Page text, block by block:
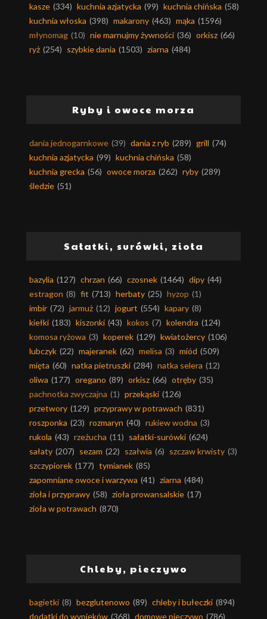
kasze (334) kuchnia azjatycka (99) kuchnia chińska (58)
kuchnia włoska (398) makarony (463) mąka (1596)
młynomag (10) nie marnujmy żywności (36) orkisz (66)
ryż (254) szybkie dania (1503) ziarna (484)
Ryby i owoce morza
dania jednogarnkowe (39) dania z ryb (289) grill (74)
kuchnia azjatycka (99) kuchnia chińska (58)
kuchnia grecka (56) owoce morza (262) ryby (289)
śledzie (51)
Sałatki, surówki, zioła
bazylia (127) chrzan (66) czosnek (1464) dipy (44)
estragon (8) fit (713) herbaty (25) hyzop (1)
imbir (72) jarmuż (12) jogurt (554) kapary (8)
kiełki (183) kiszonki (43) kokos (7) kolendra (124)
komosa ryżowa (3) koperek (129) kwiatożercy (106)
lubczyk (22) majeranek (62) melisa (3) miód (509)
mięta (60) natka pietruszki (284) natka selera (12)
oliwa (177) oregano (89) orkisz (66) otręby (35)
pachnotka zwyczajna (1) przekąski (126)
przetwory (129) przyprawy w potrawach (831)
roszponka (23) rozmaryn (40) rukiew wodna (3)
rukola (43) rzeżucha (11) sałatki-surówki (624)
sałaty (207) sezam (22) szałwia (6) szczaw krwisty (3)
szczypiorek (177) tymianek (85)
zapomniane owoce i warzywa (41) ziarna (484)
zioła i przyprawy (58) zioła prowansalskie (17)
zioła w potrawach (870)
Chleby, pieczywo
bagietki (8) bezglutenowo (89) chleby i bułeczki (894)
dodatki do wypieków (368) domowe pieczywo (786)